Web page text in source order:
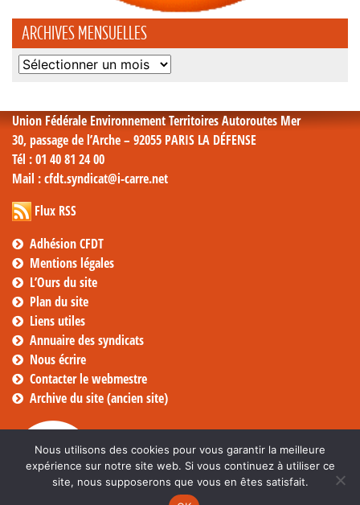
ARCHIVES MENSUELLES
Archives
Union Fédérale Environnement Territoires Autoroutes Mer
30, passage de l’Arche – 92055 PARIS LA DÉFENSE
Tél : 01 40 81 24 00
Mail : cfdt.syndicat@i-carre.net
Flux RSS
Adhésion CFDT
Mentions légales
L’Ours du site
Plan du site
Liens utiles
Annuaire des syndicats
Nous écrire
Contacter le webmestre
Archive du site (ancien site)
Nous utilisons des cookies pour vous garantir la meilleure
expérience sur notre site web. Si vous continuez à utiliser ce
site, nous supposerons que vous en êtes satisfait.